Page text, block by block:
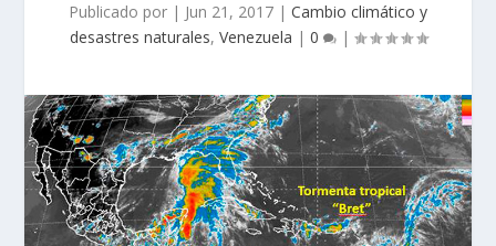
Publicado por | Jun 21, 2017 | Cambio climático y
desastres naturales, Venezuela | 0 |